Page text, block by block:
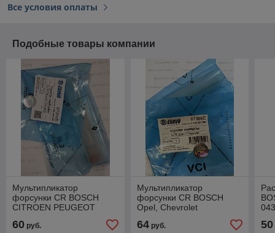
Все условия оплаты
Подобные товары компании
Мультипликатор
форсунки CR BOSCH
CITROEN PEUGEOT
60 руб.
Мультипликатор
форсунки CR BOSCH
Opel, Chevrolet
87369E
64руб. 50